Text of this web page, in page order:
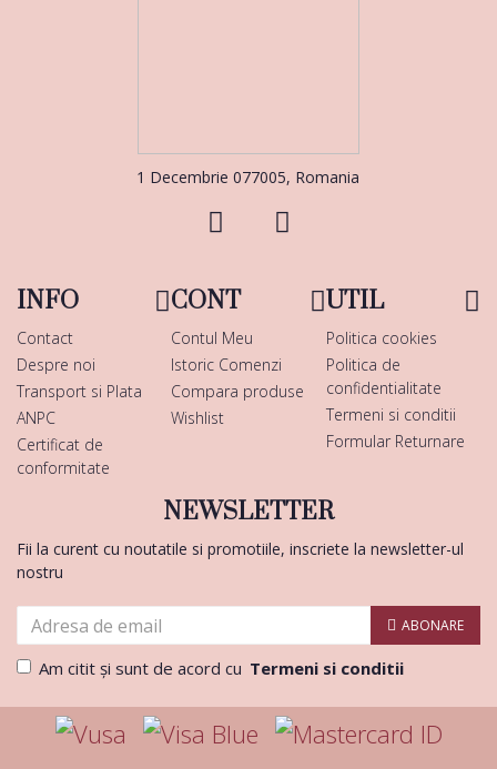
1 Decembrie 077005, Romania
INFO
Contact
Despre noi
Transport si Plata
ANPC
Certificat de
conformitate
CONT
Contul Meu
Istoric Comenzi
Compara produse
Wishlist
UTIL
Politica cookies
Politica de
confidentialitate
Termeni si conditii
Formular Returnare
NEWSLETTER
Fii la curent cu noutatile si promotiile, inscriete la newsletter-ul
nostru
ABONARE
Am citit şi sunt de acord cu Termeni si conditii